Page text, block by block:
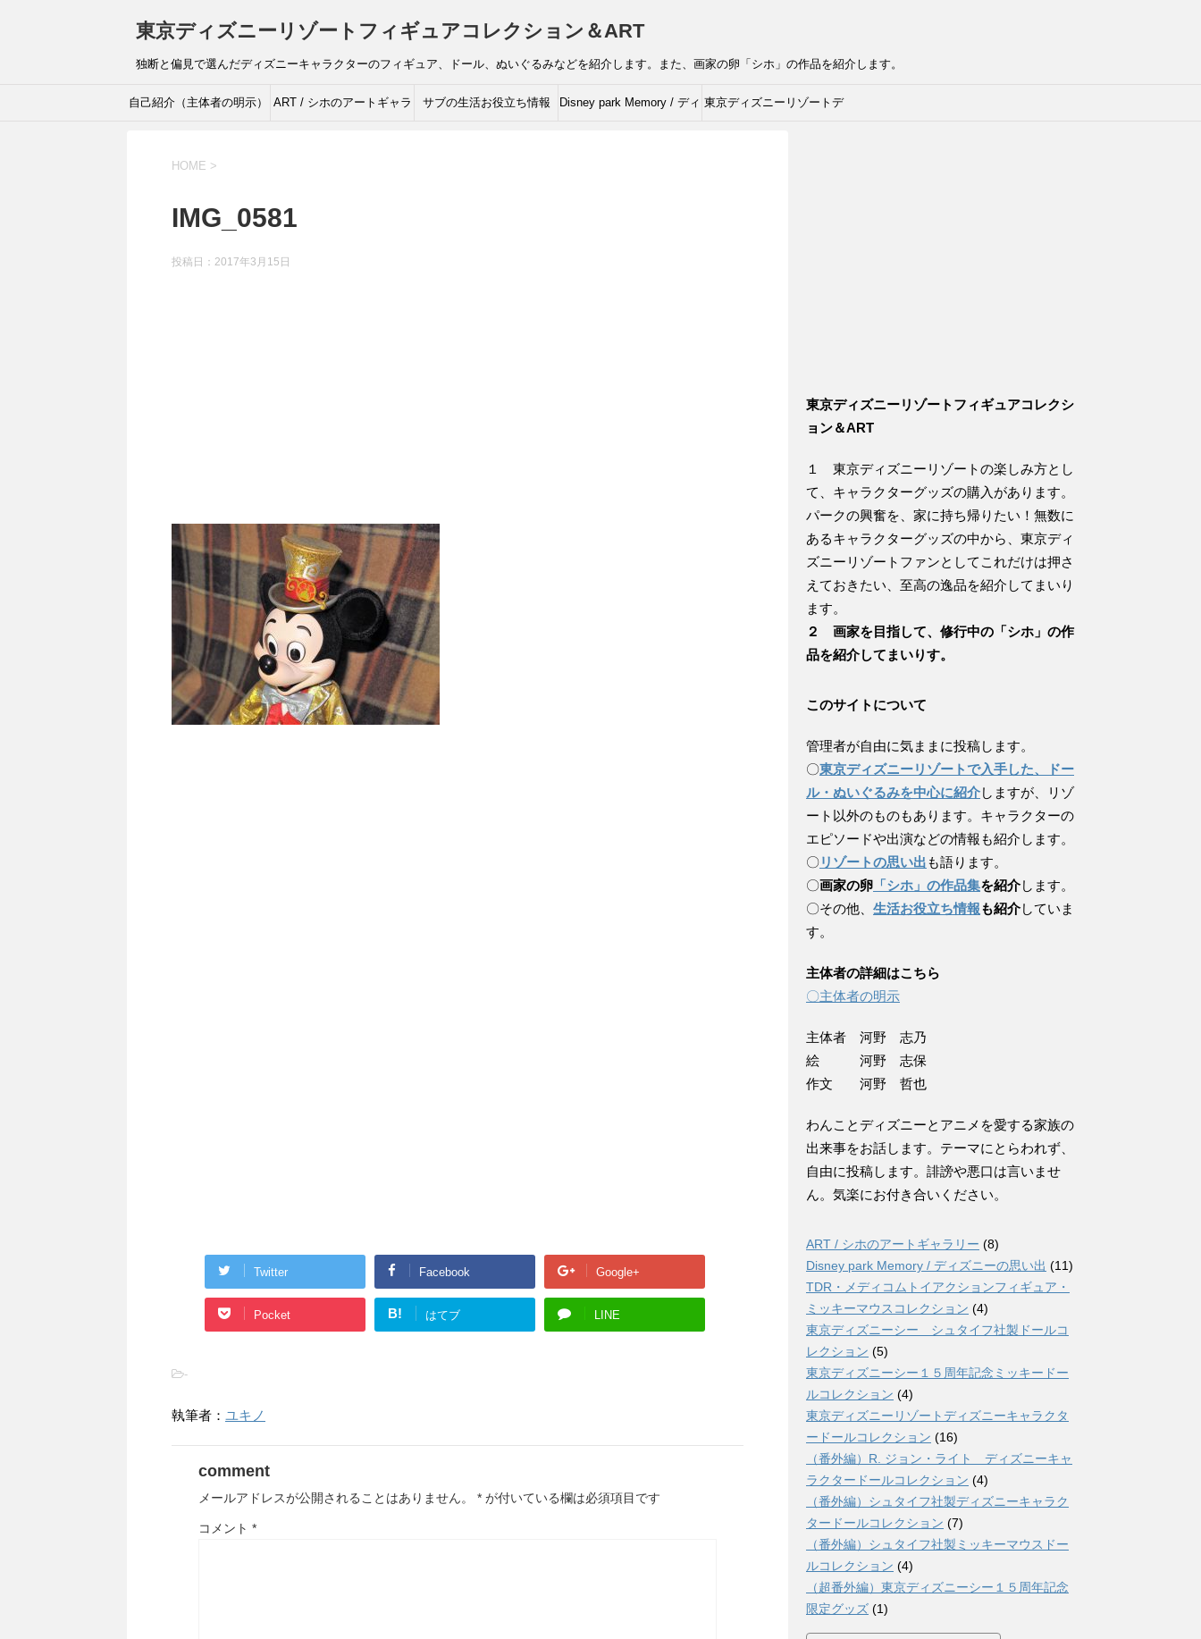
東京ディズニーリゾートフィギュアコレクション＆ART
独断と偏見で選んだディズニーキャラクターのフィギュア、ドール、ぬいぐるみなどを紹介します。また、画家の卵「シホ」の作品を紹介します。
自己紹介（主体者の明示） ART / シホのアートギャラ サブの生活お役立ち情報 Disney park Memory / ディ 東京ディズニーリゾートデ
HOME >
IMG_0581
投稿日： 2017年3月15日
Twitter Facebook Google+
Pocket B! はてブ LINE
-
執筆者： ユキノ
comment
メールアドレスが公開されることはありません。 * が付いている欄は必須項目です
コメント *
東京ディズニーリゾートフィギュアコレクシ
ョン＆ART
１ 東京ディズニーリゾートの楽しみ方とし
て、キャラクターグッズの購入があります。
パークの興奮を、家に持ち帰りたい！無数に
あるキャラクターグッズの中から、東京ディ
ズニーリゾートファンとしてこれだけは押さ
えておきたい、至高の逸品を紹介してまいり
ます。
２ 画家を目指して、修行中の「シホ」の作
品を紹介してまいりす。
このサイトについて
管理者が自由に気ままに投稿します。
〇東京ディズニーリゾートで入手した、ドー
ル・ぬいぐるみを中心に紹介しますが、リゾ
ート以外のものもあります。キャラクターの
エピソードや出演などの情報も紹介します。
〇リゾートの思い出も語ります。
〇画家の卵 「シホ」の作品集を紹介します。
〇その他、 生活お役立ち情報も紹介していま
す。
主体者の詳細はこちら
〇主体者の明示
主体者 河野 志乃
絵 河野 志保
作文 河野 哲也
わんことディズニーとアニメを愛する家族の
出来事をお話します。テーマにとらわれず、
自由に投稿します。誹謗や悪口は言いませ
ん。気楽にお付き合いください。
ART / シホのアートギャラリー (8)
Disney park Memory / ディズニーの思い出 (11)
TDR・メディコムトイアクションフィギュア・
ミッキーマウスコレクション (4)
東京ディズニーシー シュタイフ社製ドールコ
レクション (5)
東京ディズニーシー１５周年記念ミッキードー
ルコレクション (4)
東京ディズニーリゾートディズニーキャラクタ
ードールコレクション (16)
（番外編）R. ジョン・ライト ディズニーキャ
ラクタードールコレクション (4)
（番外編）シュタイフ社製ディズニーキャラク
タードールコレクション (7)
（番外編）シュタイフ社製ミッキーマウスドー
ルコレクション (4)
（超番外編）東京ディズニーシー１５周年記念
限定グッズ (1)